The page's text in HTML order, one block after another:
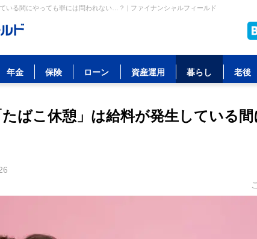
いる間にやっても罪には問われない…？ | ファイナンシャルフィールド
年金 保険 ローン 資産運用 暮らし 老後
ばこ休憩」は給料が発生している